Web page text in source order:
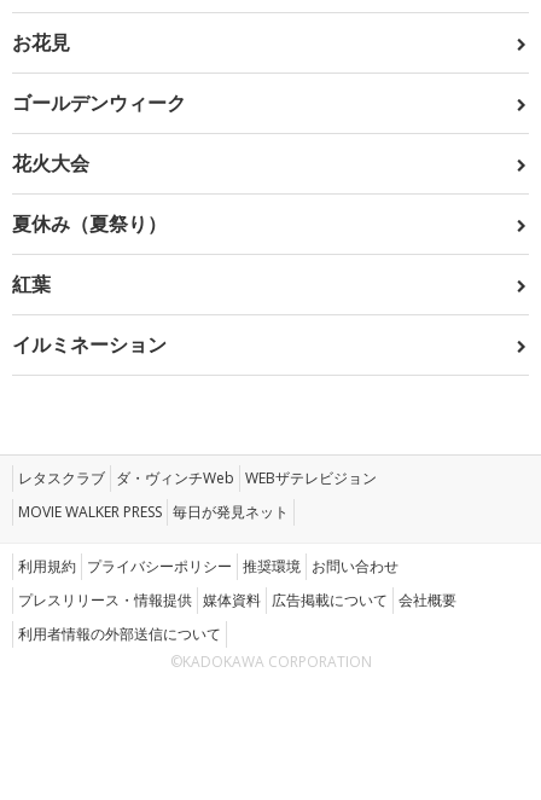
お花見
ゴールデンウィーク
花火大会
夏休み（夏祭り）
紅葉
イルミネーション
レタスクラブ ダ・ヴィンチWeb WEBザテレビジョン
MOVIE WALKER PRESS 毎日が発見ネット
利用規約 プライバシーポリシー 推奨環境 お問い合わせ
プレスリリース・情報提供 媒体資料 広告掲載について 会社概要
利用者情報の外部送信について
©KADOKAWA CORPORATION